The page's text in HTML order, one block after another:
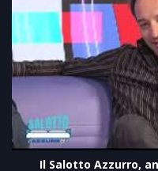
Il Salotto Azzurro,